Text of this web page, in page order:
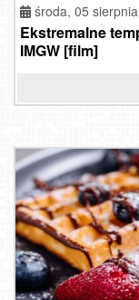
środa, 05
Ekstremalne
IMGW [film]